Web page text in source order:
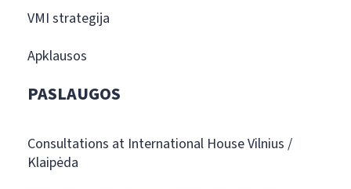
VMI strategija
Apklausos
PASLAUGOS
Consultations at International House Vilnius /
Klaipėda